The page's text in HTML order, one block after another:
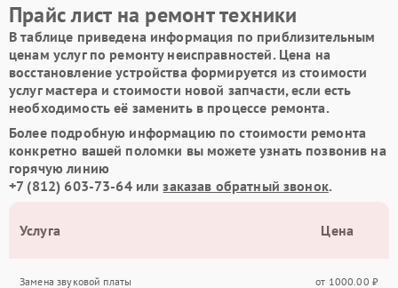
Прайс лист на ремонт техники
В таблице приведена информация по приблизительным
ценам услуг по ремонту неисправностей. Цена на
восстановление устройства формируется из стоимости
услуг мастера и стоимости новой запчасти, если есть
необходимость её заменить в процессе ремонта.
Более подробную информацию по стоимости ремонта
конкретно вашей поломки вы можете узнать позвонив на
горячую линию
+7 (812) 603-73-64илизаказав обратный звонок.
Услуга Цена
Замена звуковой платы от 1000.00 ₽